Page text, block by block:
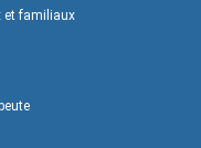
et familiaux